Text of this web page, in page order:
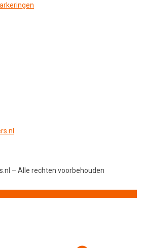
– Alle rechten voorbehouden